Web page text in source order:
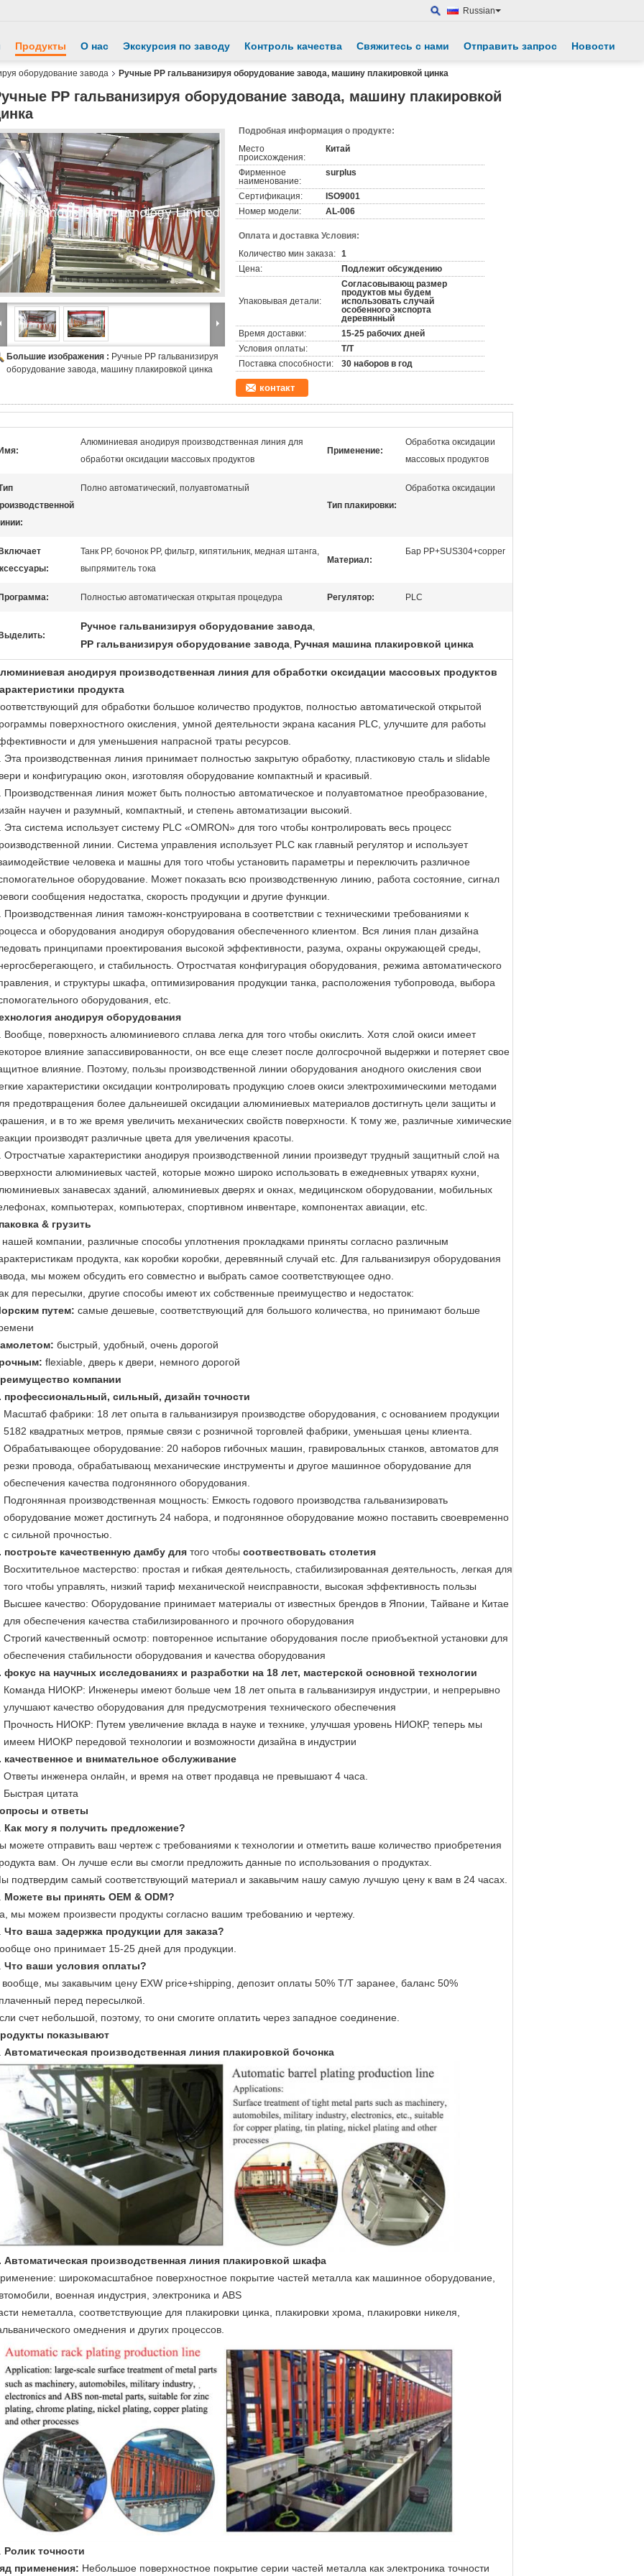
Russian
Продукты О нас Экскурсия по заводу Контроль качества Свяжитесь с нами Отправить запрос Новости
оборудование завода Ручные PP гальванизируя оборудование завода, машину плакировкой цинка
PP гальванизируя оборудование завода, машину плакировкой
Большие изображения : Ручные PP гальванизируя
оборудование завода, машину плакировкой цинка
Подробная информация о продукте:
Место
происхождения:
Китай
Фирменное
наименование:
surplus
Сертификация:
ISO9001
Номер модели:
AL-006
Оплата и доставка Условия:
Количество мин заказа: 1
Цена:
Подлежит обсуждению
Упаковывая детали:
Согласовывающ размер
продуктов мы будем
использовать случай
особенного экспорта
деревянный
Время доставки:
15-25 рабочих дней
Условия оплаты:
T/T
Поставка способности:
30 наборов в год
контакт
Имя:
Алюминиевая анодируя производственная линия для
обработки оксидации массовых продуктов
Применение:
Обработка оксидации
массовых продуктов
Полно автоматический, полуавтоматный
Тип плакировки:
Обработка оксидации
Включает
Танк PP, бочонок PP, фильтр, кипятильник, медная штанга,
выпрямитель тока
Материал:
Бар PP+SUS304+copper
Программа: Полностью автоматическая открытая процедура Регулятор: PLC
Выделить:
Ручное гальванизируя оборудование завода,
PP гальванизируя оборудование завода, Ручная машина плакировкой цинка
анодируя производственная линия для обработки оксидации массовых продуктов
продукта
для обработки большое количество продуктов, полностью автоматической открытой
поверхностного окисления, умной деятельности экрана касания PLC, улучшите для работы
и для уменьшения напрасной траты ресурсов.
Эта производственная линия принимает полностью закрытую обработку, пластиковую сталь и slidable
и конфигурацию окон, изготовляя оборудование компактный и красивый.
Производственная линия может быть полностью автоматическое и полуавтоматное преобразование,
научен и разумный, компактный, и степень автоматизации высокий.
Эта система использует систему PLC «OMRON» для того чтобы контролировать весь процесс
линии. Система управления использует PLC как главный регулятор и использует
человека и машны для того чтобы установить параметры и переключить различное
оборудование. Может показать всю производственную линию, работа состояние, сигнал
сообщения недостатка, скорость продукции и другие функции.
Производственная линия таможн-конструирована в соответствии с техническими требованиями к
и оборудования анодируя оборудования обеспеченного клиентом. Вся линия план дизайна
принципами проектирования высокой эффективности, разума, охраны окружающей среды,
и стабильность. Отростчатая конфигурация оборудования, режима автоматического
и структуры шкафа, оптимизирования продукции танка, расположения тубопровода, выбора
оборудования, etc.
анодируя оборудования
Вообще, поверхность алюминиевого сплава легка для того чтобы окислить. Хотя слой окиси имеет
влияние запассивированности, он все еще слезет после долгосрочной выдержки и потеряет свое
влияние. Поэтому, пользы производственной линии оборудования анодного окисления свои
характеристики оксидации контролировать продукцию слоев окиси электрохимическими методами
предотвращения более дальнеишей оксидации алюминиевых материалов достигнуть цели защиты и
и в то же время увеличить механических свойств поверхности. К тому же, различные химические
производят различные цвета для увеличения красоты.
Отростчатые характеристики анодируя производственной линии произведут трудный защитный слой на
алюминиевых частей, которые можно широко использовать в ежедневных утварях кухни,
занавесах зданий, алюминиевых дверях и окнах, медицинском оборудовании, мобильных
компьютерах, компьютерах, спортивном инвентаре, компонентах авиации, etc.
& грузить
нашей компании, различные способы уплотнения прокладками приняты согласно различным
продукта, как коробки коробки, деревянный случай etc. Для гальванизируя оборудования
мы можем обсудить его совместно и выбрать самое соответствующее одно.
для пересылки, другие способы имеют их собственные преимущество и недостаток:
путем: самые дешевые, соответствующий для большого количества, но принимают больше
быстрый, удобный, очень дорогой
flexiable, дверь к двери, немного дорогой
компании
профессиональный, сильный, дизайн точности
Масштаб фабрики: 18 лет опыта в гальванизируя производстве оборудования, с основанием продукции
5182 квадратных метров, прямые связи с розничной торговлей фабрики, уменьшая цены клиента.
Обрабатывающее оборудование: 20 наборов гибочных машин, гравировальных станков, автоматов для
резки провода, обрабатывающ механические инструменты и другое машинное оборудование для
обеспечения качества подгонянного оборудования.
Подгонянная производственная мощность: Емкость годового производства гальванизировать
оборудование может достигнуть 24 набора, и подгонянное оборудование можно поставить своевременно
с сильной прочностью.
построьте качественную дамбу для того чтобы соотвествовать столетия
Восхитительное мастерство: простая и гибкая деятельность, стабилизированная деятельность, легкая для
того чтобы управлять, низкий тариф механической неисправности, высокая эффективность пользы
Высшее качество: Оборудование принимает материалы от известных брендов в Японии, Тайване и Китае
для обеспечения качества стабилизированного и прочного оборудования
Строгий качественный осмотр: повторенное испытание оборудования после приобъектной установки для
обеспечения стабильности оборудования и качества оборудования
фокус на научных исследованиях и разработки на 18 лет, мастерской основной технологии
Команда НИОКР: Инженеры имеют больше чем 18 лет опыта в гальванизируя индустрии, и непрерывно
улучшают качество оборудования для предусмотрения технического обеспечения
Прочность НИОКР: Путем увеличение вклада в науке и технике, улучшая уровень НИОКР, теперь мы
имеем НИОКР передовой технологии и возможности дизайна в индустрии
качественное и внимательное обслуживание
Ответы инженера онлайн, и время на ответ продавца не превышают 4 часа.
Быстрая цитата
и ответы
Как могу я получить предложение?
можете отправить ваш чертеж с требованиями к технологии и отметить ваше количество приобретения
вам. Он лучше если вы смогли предложить данные по использования о продуктах.
подтвердим самый соответствующий материал и закавычим нашу самую лучшую цену к вам в 24 часах.
Можете вы принять OEM & ODM?
мы можем произвести продукты согласно вашим требованию и чертежу.
Что ваша задержка продукции для заказа?
оно принимает 15-25 дней для продукции.
Что ваши условия оплаты?
вообще, мы закавычим цену EXW price+shipping, депозит оплаты 50% T/T заранее, баланс 50%
перед пересылкой.
счет небольшой, поэтому, то они смогите оплатить через западное соединение.
показывают
Автоматическая производственная линия плакировкой бочонка
Автоматическая производственная линия плакировкой шкафа
широкомасштабное поверхностное покрытие частей металла как машинное оборудование,
военная индустрия, электроника и ABS
неметалла, соответствующие для плакировки цинка, плакировки хрома, плакировки никеля,
омеднения и других процессов.
Ролик точности
применения: Небольшое поверхностное покрытие серии частей металла как электроника точности